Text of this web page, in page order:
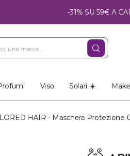
-31% SU 59€ A
Viso Solari ☀️
HAIR - Maschera Protezione